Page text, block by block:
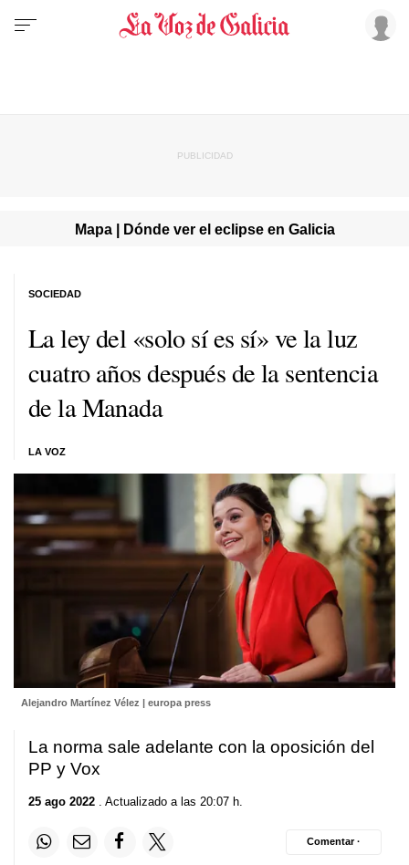
Mapa | Dónde ver el eclipse en Galicia
La ley del «solo sí es sí» ve la luz
cuatro años después de la sentencia
de la Manada
LA VOZ
SOCIEDAD
Alejandro Martínez Vélez | europa press
La norma sale adelante con la oposición del
PP y Vox
25 ago 2022 . Actualizado a las 20:07 h.
Comentar ·